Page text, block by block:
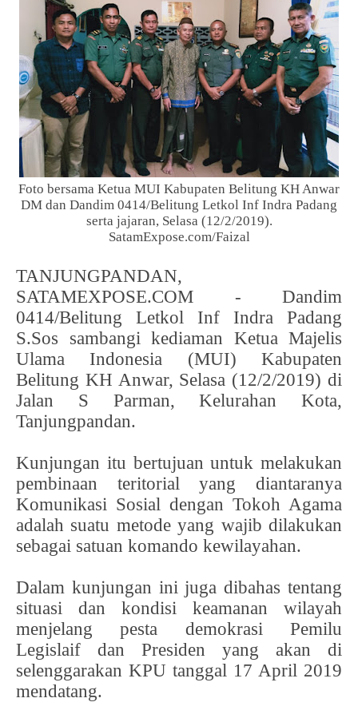
Foto bersama Ketua MUI Kabupaten Belitung KH Anwar
DM dan Dandim 0414/Belitung Letkol Inf Indra Padang
serta jajaran, Selasa (12/2/2019).
SatamExpose.com/Faizal
TANJUNGPANDAN,
SATAMEXPOSE.COM - Dandim
0414/Belitung Letkol Inf Indra Padang
S.Sos sambangi kediaman Ketua Majelis
Ulama Indonesia (MUI) Kabupaten
Belitung KH Anwar, Selasa (12/2/2019) di
Jalan S Parman, Kelurahan Kota,
Tanjungpandan.
Kunjungan itu bertujuan untuk melakukan
pembinaan teritorial yang diantaranya
Komunikasi Sosial dengan Tokoh Agama
adalah suatu metode yang wajib dilakukan
sebagai satuan komando kewilayahan.
Dalam kunjungan ini juga dibahas tentang
situasi dan kondisi keamanan wilayah
menjelang pesta demokrasi Pemilu
Legislaif dan Presiden yang akan di
selenggarakan KPU tanggal 17 April 2019
mendatang.